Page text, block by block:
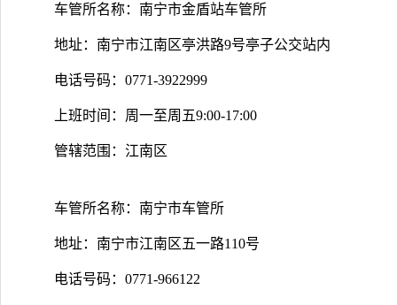
车管所名称：南宁市金盾站车管所
地址：南宁市江南区亭洪路9号亭子公交站内
电话号码：0771-3922999
上班时间：周一至周五9:00-17:00
管辖范围：江南区
车管所名称：南宁市车管所
地址：南宁市江南区五一路110号
电话号码：0771-966122